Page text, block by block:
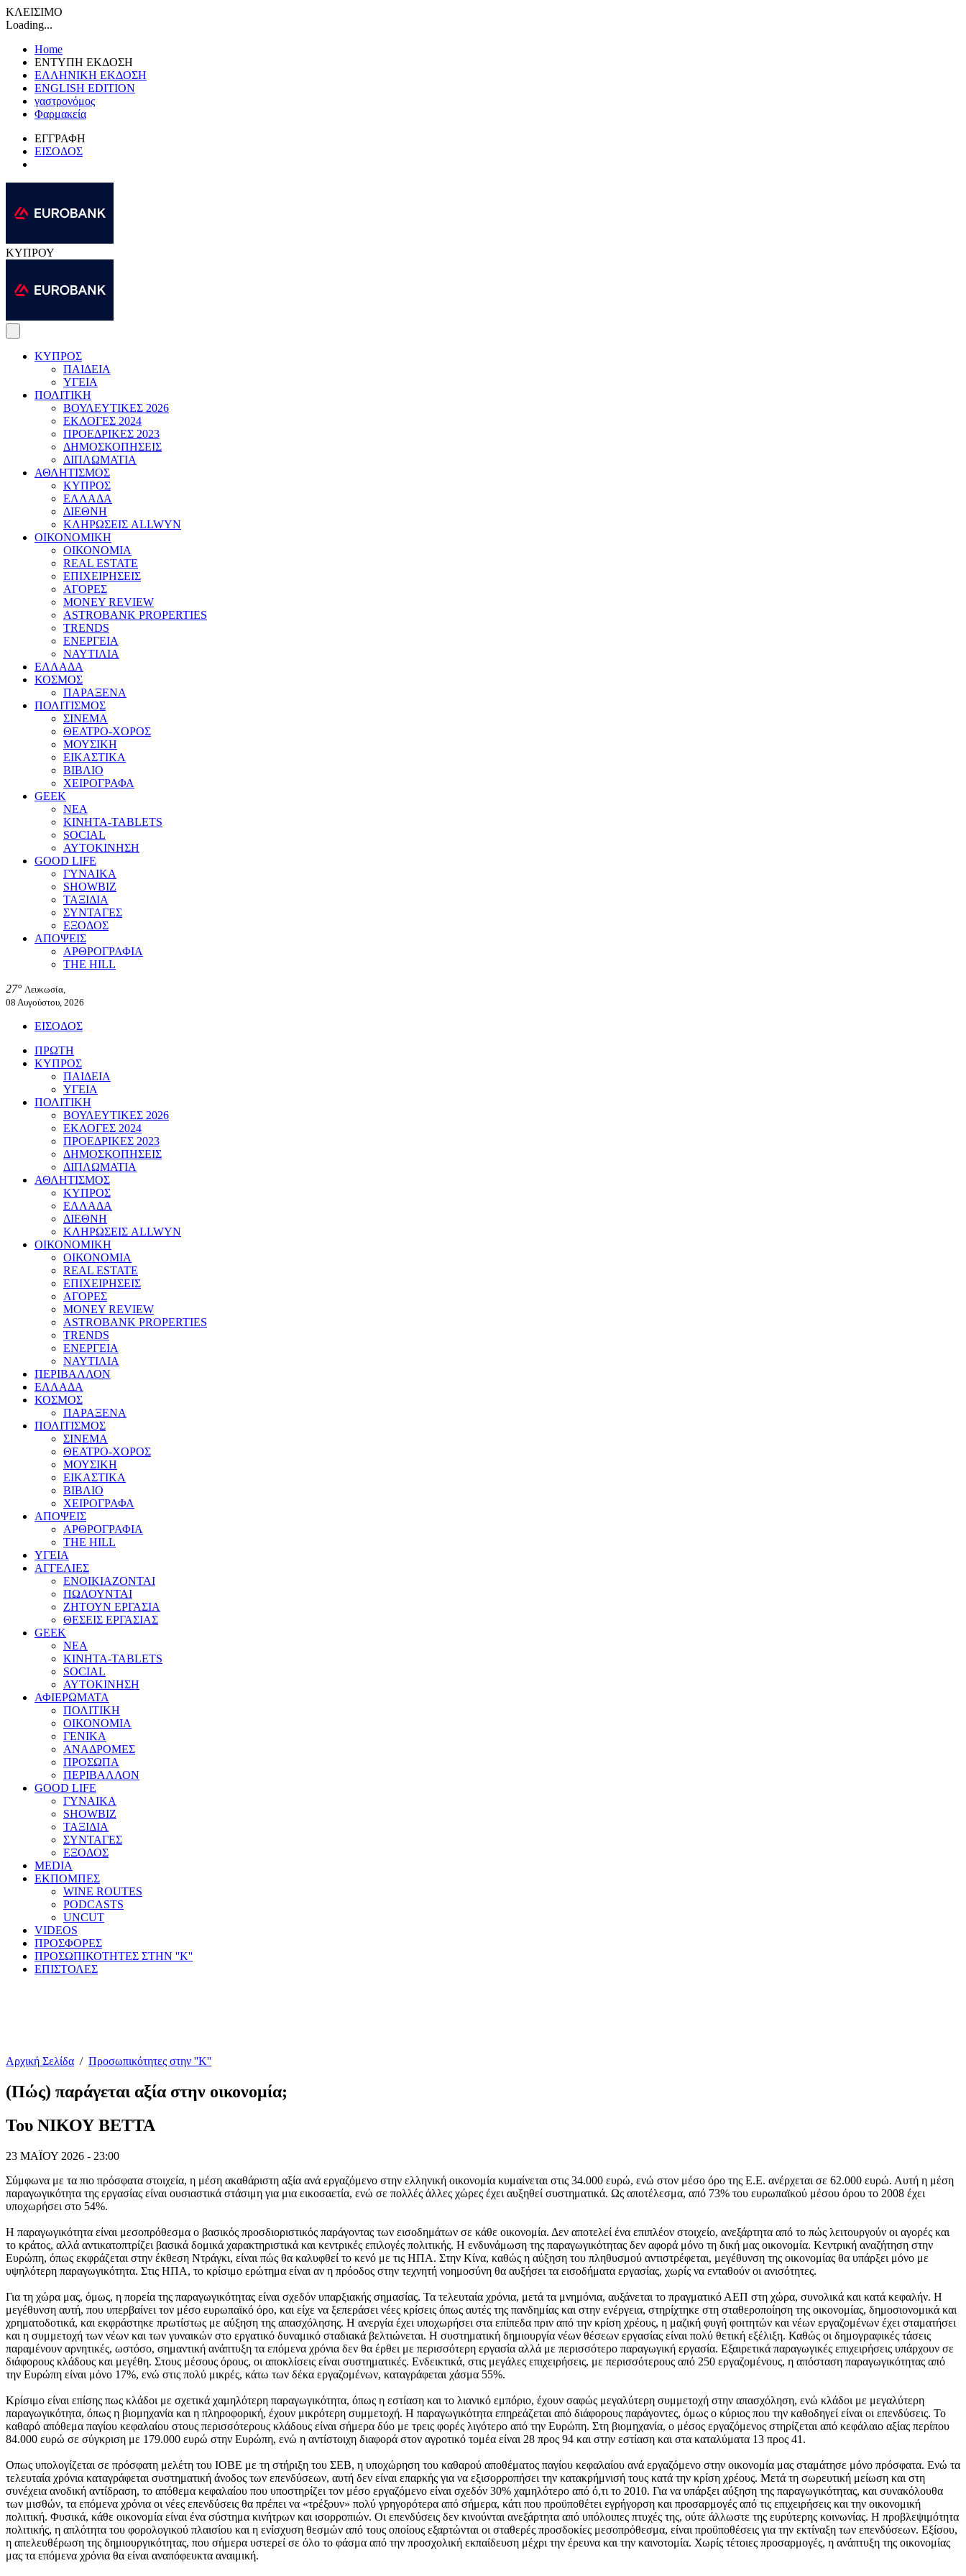
ΚΛΕΙΣΙΜΟ
Loading...
Home
ΕΝΤΥΠΗ ΕΚΔΟΣΗ
ΕΛΛΗΝΙΚΗ ΕΚΔΟΣΗ
ENGLISH EDITION
γαστρονόμος
Φαρμακεία
ΕΓΓΡΑΦΗ
ΕΙΣΟΔΟΣ
ΚΥΠΡΟΥ
ΚΥΠΡΟΣ
ΠΑΙΔΕΙΑ
ΥΓΕΙΑ
ΠΟΛΙΤΙΚΗ
ΒΟΥΛΕΥΤΙΚΕΣ 2026
ΕΚΛΟΓΕΣ 2024
ΠΡΟΕΔΡΙΚΕΣ 2023
ΔΗΜΟΣΚΟΠΗΣΕΙΣ
ΔΙΠΛΩΜΑΤΙΑ
ΑΘΛΗΤΙΣΜΟΣ
ΚΥΠΡΟΣ
ΕΛΛΑΔΑ
ΔΙΕΘΝΗ
ΚΛΗΡΩΣΕΙΣ ALLWYN
ΟΙΚΟΝΟΜΙΚΗ
ΟΙΚΟΝΟΜΙΑ
REAL ESTATE
ΕΠΙΧΕΙΡΗΣΕΙΣ
ΑΓΟΡΕΣ
MONEY REVIEW
ASTROBANK PROPERTIES
TRENDS
ΕΝΕΡΓΕΙΑ
ΝΑΥΤΙΛΙΑ
ΕΛΛΑΔΑ
ΚΟΣΜΟΣ
ΠΑΡΑΞΕΝΑ
ΠΟΛΙΤΙΣΜΟΣ
ΣΙΝΕΜΑ
ΘΕΑΤΡΟ-ΧΟΡΟΣ
ΜΟΥΣΙΚΗ
ΕΙΚΑΣΤΙΚΑ
ΒΙΒΛΙΟ
ΧΕΙΡΟΓΡΑΦΑ
GEEK
ΝΕΑ
ΚΙΝΗΤΑ-TABLETS
SOCIAL
ΑΥΤΟΚΙΝΗΣΗ
GOOD LIFE
ΓΥΝΑΙΚΑ
SHOWBIZ
ΤΑΞΙΔΙΑ
ΣΥΝΤΑΓΕΣ
ΕΞΟΔΟΣ
ΑΠΟΨΕΙΣ
ΑΡΘΡΟΓΡΑΦΙΑ
THE HILL
27° Λευκωσία,
08 Αυγούστου, 2026
ΕΙΣΟΔΟΣ
ΠΡΩΤΗ
ΚΥΠΡΟΣ
ΠΑΙΔΕΙΑ
ΥΓΕΙΑ
ΠΟΛΙΤΙΚΗ
ΒΟΥΛΕΥΤΙΚΕΣ 2026
ΕΚΛΟΓΕΣ 2024
ΠΡΟΕΔΡΙΚΕΣ 2023
ΔΗΜΟΣΚΟΠΗΣΕΙΣ
ΔΙΠΛΩΜΑΤΙΑ
ΑΘΛΗΤΙΣΜΟΣ
ΚΥΠΡΟΣ
ΕΛΛΑΔΑ
ΔΙΕΘΝΗ
ΚΛΗΡΩΣΕΙΣ ALLWYN
ΟΙΚΟΝΟΜΙΚΗ
ΟΙΚΟΝΟΜΙΑ
REAL ESTATE
ΕΠΙΧΕΙΡΗΣΕΙΣ
ΑΓΟΡΕΣ
MONEY REVIEW
ASTROBANK PROPERTIES
TRENDS
ΕΝΕΡΓΕΙΑ
ΝΑΥΤΙΛΙΑ
ΠΕΡΙΒΑΛΛΟΝ
ΕΛΛΑΔΑ
ΚΟΣΜΟΣ
ΠΑΡΑΞΕΝΑ
ΠΟΛΙΤΙΣΜΟΣ
ΣΙΝΕΜΑ
ΘΕΑΤΡΟ-ΧΟΡΟΣ
ΜΟΥΣΙΚΗ
ΕΙΚΑΣΤΙΚΑ
ΒΙΒΛΙΟ
ΧΕΙΡΟΓΡΑΦΑ
ΑΠΟΨΕΙΣ
ΑΡΘΡΟΓΡΑΦΙΑ
THE HILL
ΥΓΕΙΑ
ΑΓΓΕΛΙΕΣ
ΕΝΟΙΚΙΑΖΟΝΤΑΙ
ΠΩΛΟΥΝΤΑΙ
ΖΗΤΟΥΝ ΕΡΓΑΣΙΑ
ΘΕΣΕΙΣ ΕΡΓΑΣΙΑΣ
GEEK
ΝΕΑ
ΚΙΝΗΤΑ-TABLETS
SOCIAL
ΑΥΤΟΚΙΝΗΣΗ
ΑΦΙΕΡΩΜΑΤΑ
ΠΟΛΙΤΙΚΗ
ΟΙΚΟΝΟΜΙΑ
ΓΕΝΙΚΑ
ΑΝΑΔΡΟΜΕΣ
ΠΡΟΣΩΠΑ
ΠΕΡΙΒΑΛΛΟΝ
GOOD LIFE
ΓΥΝΑΙΚΑ
SHOWBIZ
ΤΑΞΙΔΙΑ
ΣΥΝΤΑΓΕΣ
ΕΞΟΔΟΣ
MEDIA
ΕΚΠΟΜΠΕΣ
WINE ROUTES
PODCASTS
UNCUT
VIDEOS
ΠΡΟΣΦΟΡΕΣ
ΠΡΟΣΩΠΙΚΟΤΗΤΕΣ ΣΤΗΝ ''Κ''
ΕΠΙΣΤΟΛΕΣ
Αρχική Σελίδα / Προσωπικότητες στην ''Κ''
(Πώς) παράγεται αξία στην οικονομία;
Του ΝΙΚΟΥ ΒΕΤΤΑ
23 ΜΑΪΟΥ 2026 - 23:00
Σύμφωνα με τα πιο πρόσφατα στοιχεία, η μέση ακαθάριστη αξία ανά εργαζόμενο στην ελληνική οικονομία κυμαίνεται στις 34.000 ευρώ, ενώ στον μέσο όρο της Ε.Ε. ανέρχεται σε 62.000 ευρώ. Αυτή η μέση
παραγωγικότητα της εργασίας είναι ουσιαστικά στάσιμη για μια εικοσαετία, ενώ σε πολλές άλλες χώρες έχει αυξηθεί συστηματικά. Ως αποτέλεσμα, από 73% του ευρωπαϊκού μέσου όρου το 2008 έχει
υποχωρήσει στο 54%.
Η παραγωγικότητα είναι μεσοπρόθεσμα ο βασικός προσδιοριστικός παράγοντας των εισοδημάτων σε κάθε οικονομία. Δεν αποτελεί ένα επιπλέον στοιχείο, ανεξάρτητα από το πώς λειτουργούν οι αγορές και
το κράτος, αλλά αντικατοπτρίζει βασικά δομικά χαρακτηριστικά και κεντρικές επιλογές πολιτικής. Η ενδυνάμωση της παραγωγικότητας δεν αφορά μόνο τη δική μας οικονομία. Κεντρική αναζήτηση στην
Ευρώπη, όπως εκφράζεται στην έκθεση Ντράγκι, είναι πώς θα καλυφθεί το κενό με τις ΗΠΑ. Στην Κίνα, καθώς η αύξηση του πληθυσμού αντιστρέφεται, μεγέθυνση της οικονομίας θα υπάρξει μόνο με
υψηλότερη παραγωγικότητα. Στις ΗΠΑ, το κρίσιμο ερώτημα είναι αν η πρόοδος στην τεχνητή νοημοσύνη θα αυξήσει τα εισοδήματα εργασίας, χωρίς να ενταθούν οι ανισότητες.
Για τη χώρα μας, όμως, η πορεία της παραγωγικότητας είναι σχεδόν υπαρξιακής σημασίας. Τα τελευταία χρόνια, μετά τα μνημόνια, αυξάνεται το πραγματικό ΑΕΠ στη χώρα, συνολικά και κατά κεφαλήν. Η
μεγέθυνση αυτή, που υπερβαίνει τον μέσο ευρωπαϊκό όρο, και είχε να ξεπεράσει νέες κρίσεις όπως αυτές της πανδημίας και στην ενέργεια, στηρίχτηκε στη σταθεροποίηση της οικονομίας, δημοσιονομικά και
χρηματοδοτικά, και εκφράστηκε πρωτίστως με αύξηση της απασχόλησης. Η ανεργία έχει υποχωρήσει στα επίπεδα πριν από την κρίση χρέους, η μαζική φυγή φοιτητών και νέων εργαζομένων έχει σταματήσει
και η συμμετοχή των νέων και των γυναικών στο εργατικό δυναμικό σταδιακά βελτιώνεται. Η συστηματική δημιουργία νέων θέσεων εργασίας είναι πολύ θετική εξέλιξη. Καθώς οι δημογραφικές τάσεις
παραμένουν αρνητικές, ωστόσο, σημαντική ανάπτυξη τα επόμενα χρόνια δεν θα έρθει με περισσότερη εργασία αλλά με περισσότερο παραγωγική εργασία. Εξαιρετικά παραγωγικές επιχειρήσεις υπάρχουν σε
διάφορους κλάδους και μεγέθη. Στους μέσους όρους, οι αποκλίσεις είναι συστηματικές. Ενδεικτικά, στις μεγάλες επιχειρήσεις, με περισσότερους από 250 εργαζομένους, η απόσταση παραγωγικότητας από
την Ευρώπη είναι μόνο 17%, ενώ στις πολύ μικρές, κάτω των δέκα εργαζομένων, καταγράφεται χάσμα 55%.
Κρίσιμο είναι επίσης πως κλάδοι με σχετικά χαμηλότερη παραγωγικότητα, όπως η εστίαση και το λιανικό εμπόριο, έχουν σαφώς μεγαλύτερη συμμετοχή στην απασχόληση, ενώ κλάδοι με μεγαλύτερη
παραγωγικότητα, όπως η βιομηχανία και η πληροφορική, έχουν μικρότερη συμμετοχή. Η παραγωγικότητα επηρεάζεται από διάφορους παράγοντες, όμως ο κύριος που την καθοδηγεί είναι οι επενδύσεις. Το
καθαρό απόθεμα παγίου κεφαλαίου στους περισσότερους κλάδους είναι σήμερα δύο με τρεις φορές λιγότερο από την Ευρώπη. Στη βιομηχανία, ο μέσος εργαζόμενος στηρίζεται από κεφάλαιο αξίας περίπου
84.000 ευρώ σε σύγκριση με 179.000 ευρώ στην Ευρώπη, ενώ η αντίστοιχη διαφορά στον αγροτικό τομέα είναι 28 προς 94 και στην εστίαση και στα καταλύματα 13 προς 41.
Οπως υπολογίζεται σε πρόσφατη μελέτη του ΙΟΒΕ με τη στήριξη του ΣΕΒ, η υποχώρηση του καθαρού αποθέματος παγίου κεφαλαίου ανά εργαζόμενο στην οικονομία μας σταμάτησε μόνο πρόσφατα. Ενώ τα
τελευταία χρόνια καταγράφεται συστηματική άνοδος των επενδύσεων, αυτή δεν είναι επαρκής για να εξισορροπήσει την κατακρήμνισή τους κατά την κρίση χρέους. Μετά τη σωρευτική μείωση και στη
συνέχεια ανοδική αντίδραση, το απόθεμα κεφαλαίου που υποστηρίζει τον μέσο εργαζόμενο είναι σχεδόν 30% χαμηλότερο από ό,τι το 2010. Για να υπάρξει αύξηση της παραγωγικότητας, και συνακόλουθα
των μισθών, τα επόμενα χρόνια οι νέες επενδύσεις θα πρέπει να «τρέξουν» πολύ γρηγορότερα από σήμερα, κάτι που προϋποθέτει εγρήγορση και προσαρμογές από τις επιχειρήσεις και την οικονομική
πολιτική. Φυσικά, κάθε οικονομία είναι ένα σύστημα κινήτρων και ισορροπιών. Οι επενδύσεις δεν κινούνται ανεξάρτητα από υπόλοιπες πτυχές της, ούτε άλλωστε της ευρύτερης κοινωνίας. Η προβλεψιμότητα
πολιτικής, η απλότητα του φορολογικού πλαισίου και η ενίσχυση θεσμών από τους οποίους εξαρτώνται οι σταθερές προσδοκίες μεσοπρόθεσμα, είναι προϋποθέσεις για την εκτίναξη των επενδύσεων. Εξίσου,
η απελευθέρωση της δημιουργικότητας, που σήμερα υστερεί σε όλο το φάσμα από την προσχολική εκπαίδευση μέχρι την έρευνα και την καινοτομία. Χωρίς τέτοιες προσαρμογές, η ανάπτυξη της οικονομίας
μας τα επόμενα χρόνια θα είναι αναπόφευκτα αναιμική.